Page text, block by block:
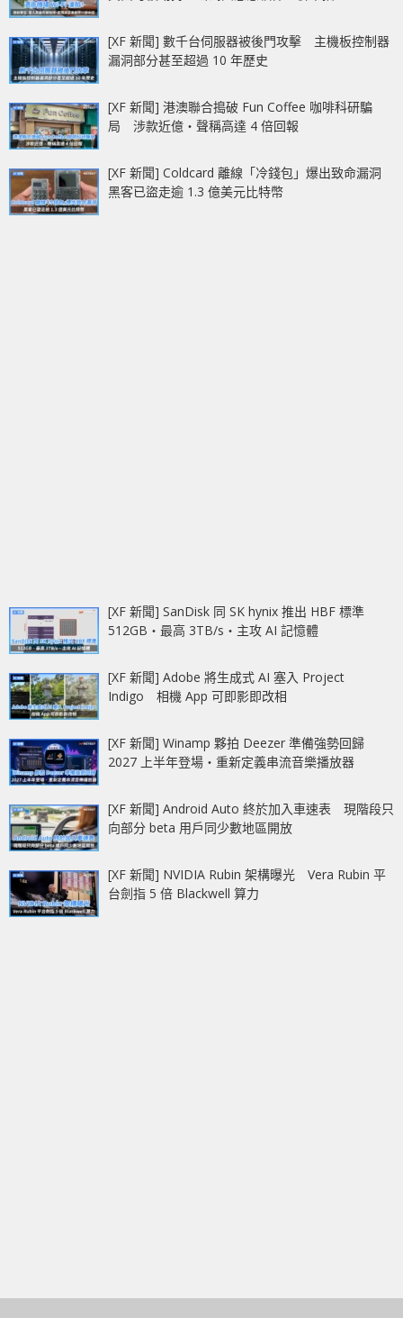
[XF 新聞] 數千台伺服器被後門攻擊 主機板控制器
漏洞部分甚至超過 10 年歷史
[XF 新聞] 港澳聯合搗破 Fun Coffee 咖啡科研騙
局 涉款近億‧聲稱高達 4 倍回報
[XF 新聞] Coldcard 離線「冷錢包」爆出致命漏洞
黑客已盜走逾 1.3 億美元比特幣
[XF 新聞] SanDisk 同 SK hynix 推出 HBF 標準
512GB‧最高 3TB/s‧主攻 AI 記憶體
[XF 新聞] Adobe 將生成式 AI 塞入 Project
Indigo 相機 App 可即影即改相
[XF 新聞] Winamp 夥拍 Deezer 準備強勢回歸
2027 上半年登場‧重新定義串流音樂播放器
[XF 新聞] Android Auto 終於加入車速表 現階段只
向部分 beta 用戶同少數地區開放
[XF 新聞] NVIDIA Rubin 架構曝光 Vera Rubin 平
台劍指 5 倍 Blackwell 算力